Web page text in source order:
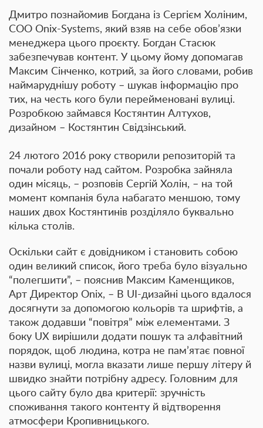
Дмитро познайомив Богдана із Сергієм Холіним,
COO Onix-Systems, який взяв на себе обов’язки
менеджера цього проєкту. Богдан Стасюк
забезпечував контент. У цьому йому допомагав
Максим Сінченко, котрий, за його словами, робив
наймаруднішу роботу – шукав інформацію про
тих, на честь кого були перейменовані вулиці.
Розробкою займався Костянтин Алтухов,
дизайном – Костянтин Свідзінський.
24 лютого 2016 року створили репозиторій та
почали роботу над сайтом. Розробка зайняла
один місяць, – розповів Сергій Холін, – на той
момент компанія була набагато меншою, тому
наших двох Костянтинів розділяло буквально
кілька столів.
Оскільки сайт є довідником і становить собою
один великий список, його треба було візуально
“полегшити”, – пояснив Максим Каменщиков,
Арт Директор Onix, – В UI-дизайні цього вдалося
досягнути за допомогою кольорів та шрифтів, а
також додавши “повітря” між елементами. З
боку UX вирішили додати пошук та алфавітний
порядок, щоб людина, котра не пам’ятає повної
назви вулиці, могла вказати лише першу літеру й
швидко знайти потрібну адресу. Головним для
цього сайту було два критерії: зручність
споживання такого контенту й відтворення
атмосфери Кропивницького.